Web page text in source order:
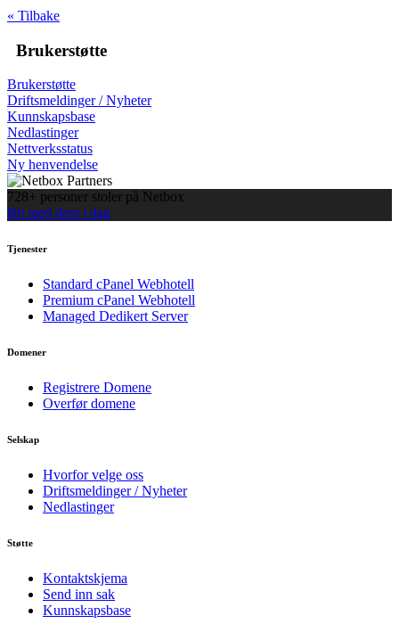
« Tilbake
Brukerstøtte
Brukerstøtte
Driftsmeldinger / Nyheter
Kunnskapsbase
Nedlastinger
Nettverksstatus
Ny henvendelse
728+ personer stoler på Netbox
Bli med dem i dag
Tjenester
Standard cPanel Webhotell
Premium cPanel Webhotell
Managed Dedikert Server
Domener
Registrere Domene
Overfør domene
Selskap
Hvorfor velge oss
Driftsmeldinger / Nyheter
Nedlastinger
Støtte
Kontaktskjema
Send inn sak
Kunnskapsbase